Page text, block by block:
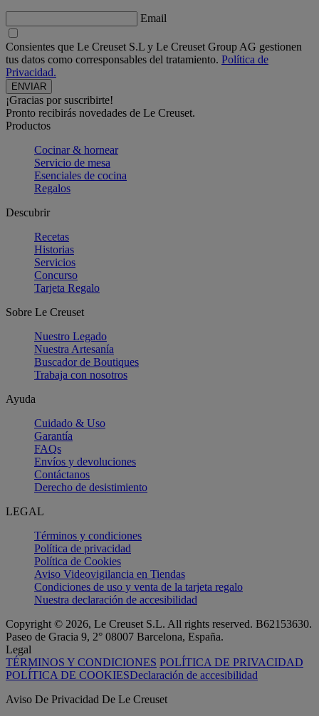
Email
Consientes que Le Creuset S.L y Le Creuset Group AG gestionen
tus datos como corresponsables del tratamiento. Política de
Privacidad.
¡Gracias por suscribirte!
Pronto recibirás novedades de Le Creuset.
Productos
Cocinar & hornear
Servicio de mesa
Esenciales de cocina
Regalos
Descubrir
Recetas
Historias
Servicios
Concurso
Tarjeta Regalo
Sobre Le Creuset
Nuestro Legado
Nuestra Artesanía
Buscador de Boutiques
Trabaja con nosotros
Ayuda
Cuidado & Uso
Garantía
FAQs
Envíos y devoluciones
Contáctanos
Derecho de desistimiento
LEGAL
Términos y condiciones
Política de privacidad
Política de Cookies
Aviso Videovigilancia en Tiendas
Condiciones de uso y venta de la tarjeta regalo
Nuestra declaración de accesibilidad
Copyright © 2026, Le Creuset S.L. All rights reserved. B62153630.
Paseo de Gracia 9, 2° 08007 Barcelona, España.
Legal
TÉRMINOS Y CONDICIONES POLÍTICA DE PRIVACIDAD
POLÍTICA DE COOKIESDeclaración de accesibilidad
Aviso De Privacidad De Le Creuset